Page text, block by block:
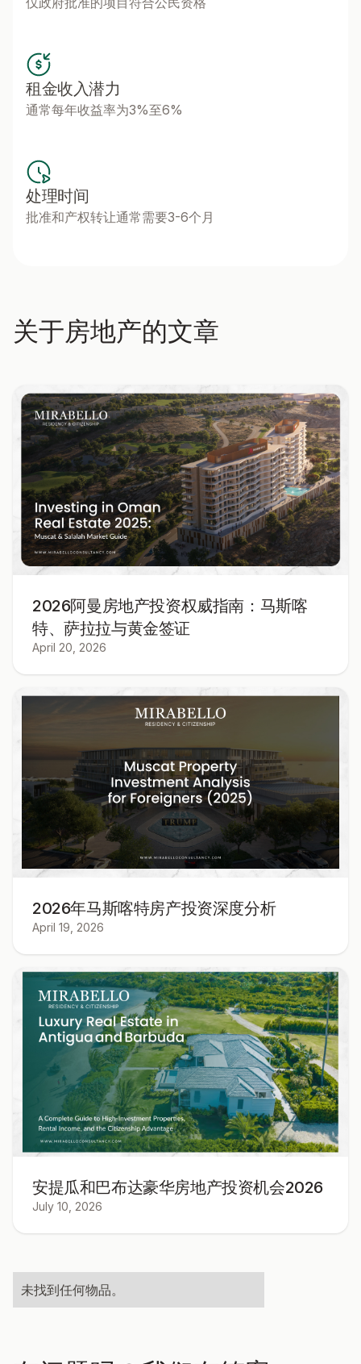
租金收入潜力
通常每年收益率为3%至6%
处理时间
批准和产权转让通常需要3-6个月
关于房地产的文章
未找到任何物品。
2026阿曼房地产投资权威指南：马斯喀
特、萨拉拉与黄金签证
April 20, 2026
2026年马斯喀特房产投资深度分析
April 19, 2026
安提瓜和巴布达豪华房地产投资机会2026
July 10, 2026